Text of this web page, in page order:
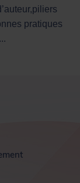
pratiques